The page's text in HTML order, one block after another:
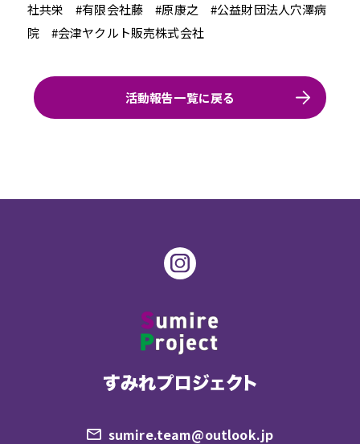
社共栄 #有限会社藤 #原康之 #公益財団法人穴澤病
院 #会津ヤクルト販売株式会社
活動報告一覧に戻る
sumire.team@outlook.jp